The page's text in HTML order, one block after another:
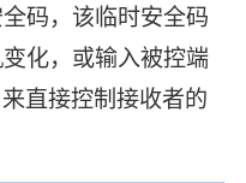
码，该临时安全码
化，或输入被控端
直接控制接收者的